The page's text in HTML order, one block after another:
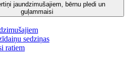
jaundzimušajiem, bērnu pledi un
guļammaisi
sedziņas
ratiem